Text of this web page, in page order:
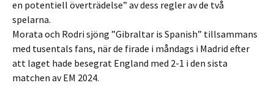
en potentiell överträdelse” av dess regler av de två
spelarna.
Morata och Rodri sjöng ”Gibraltar is Spanish” tillsammans
med tusentals fans, när de firade i måndags i Madrid efter
att laget hade besegrat England med 2-1 i den sista
matchen av EM 2024.